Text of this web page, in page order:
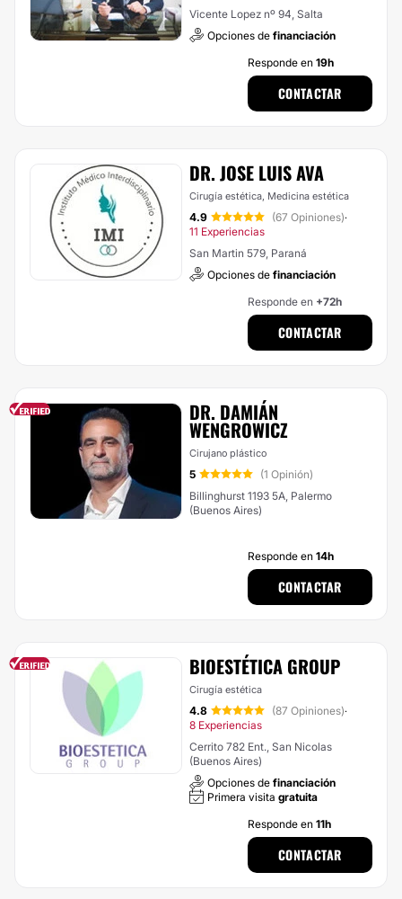
Vicente Lopez nº 94, Salta
Opciones de financiación
Responde en 19h
CONTACTAR
DR. JOSE LUIS AVA
Cirugía estética, Medicina estética
4.9 (67 Opiniones)·
11 Experiencias
San Martin 579, Paraná
Opciones de financiación
Responde en +72h
CONTACTAR
DR. DAMIÁN
WENGROWICZ
Cirujano plástico
5
(1 Opinión)
Billinghurst 1193 5A, Palermo
(Buenos Aires)
Responde en 14h
CONTACTAR
BIOESTÉTICA GROUP
Cirugía estética
4.8 (87 Opiniones)·
8 Experiencias
Cerrito 782 Ent., San Nicolas
(Buenos Aires)
Opciones de financiación
Primera visita gratuita
Responde en 11h
CONTACTAR